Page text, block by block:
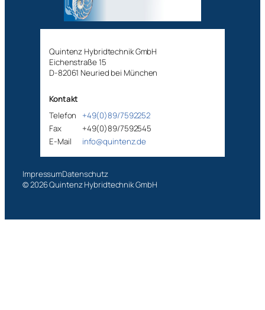
Quintenz Hybridtechnik GmbH
Eichenstraße 15
D-82061 Neuried bei München
Kontakt
Telefon
+49(0)89/7592252
Fax
+49(0)89/7592545
E-Mail
info@quintenz.de
ImpressumDatenschutz
© 2026 Quintenz Hybridtechnik GmbH